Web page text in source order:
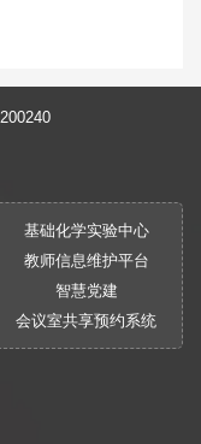
基础化学实验中心
教师信息维护平台
智慧党建
会议室共享预约系统